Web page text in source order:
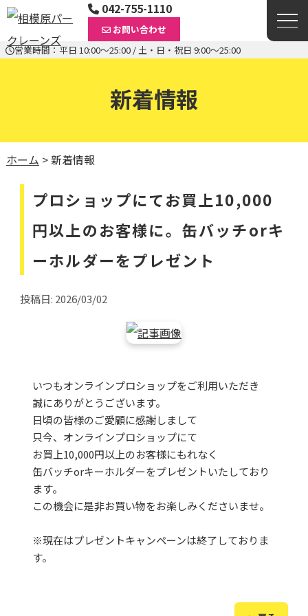
営業時間：平日 10:00〜25:00 / 土・日・祝日 9:00〜25:00
042-755-1110
お問い合わせ
新着情報
ホーム >新着情報
プロショップにてお買上10,000
円以上のお客様に。缶バッチorキ
ーホルダーをプレゼント
投稿日: 2026/03/02
いつもオンラインプロショップをご利用いただき
誠にありがとうございます。
日頃の皆様のご愛顧に感謝しまして
只今、オンラインプロショップにて
お買上10,000円以上のお客様にもれなく
缶バッチorキーホルダーをプレゼントいたしており
ます。
この機会に是非お買い物をお楽しみくださいませ。
※現在はプレゼントキャンペーンは終了しておりま
す。